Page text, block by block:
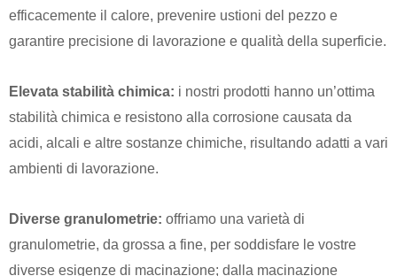
efficacemente il calore, prevenire ustioni del pezzo e
garantire precisione di lavorazione e qualità della superficie.
Elevata stabilità chimica: i nostri prodotti hanno un’ottima
stabilità chimica e resistono alla corrosione causata da
acidi, alcali e altre sostanze chimiche, risultando adatti a vari
ambienti di lavorazione.
Diverse granulometrie: offriamo una varietà di
granulometrie, da grossa a fine, per soddisfare le vostre
diverse esigenze di macinazione; dalla macinazione